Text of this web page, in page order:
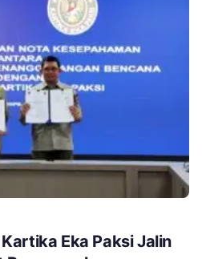
Eka Paksi Jalin